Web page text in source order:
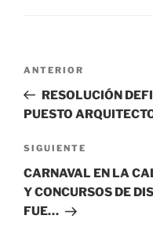
entradas
Entrada
anterior:
ANTERIOR
RESOLUCIÓN
PUESTO
Siguiente
entrada
SIGUIENTE
CARNAVAL EN LA
Y CONCURSOS DE
FUE…